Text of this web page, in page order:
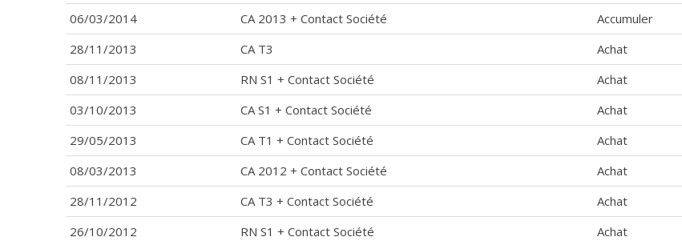
06/03/2014
CA 2013 + Contact Société Accumuler
28/11/2013
CA T3 Achat
08/11/2013
RN S1 + Contact Société Achat
03/10/2013
CA S1 + Contact Société Achat
29/05/2013
CA T1 + Contact Société Achat
08/03/2013
CA 2012 + Contact Société Achat
28/11/2012
CA T3 + Contact Société Achat
26/10/2012
RN S1 + Contact Société Achat